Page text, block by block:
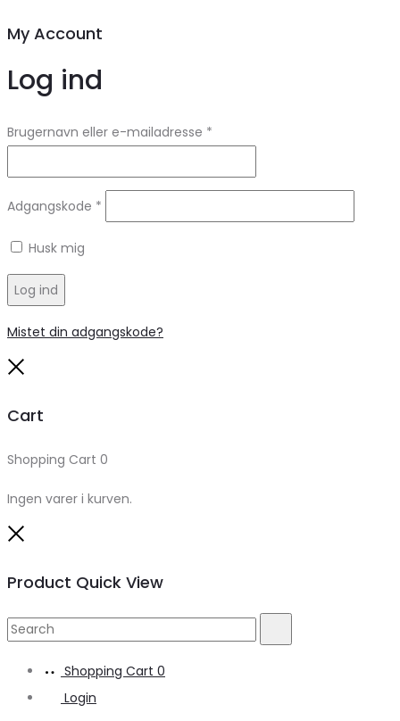
My Account
Log ind
Brugernavn eller e-mailadresse *
Adgangskode *
Husk mig
Log ind
Mistet din adgangskode?
Cart
Shopping Cart 0
Ingen varer i kurven.
Product Quick View
Search
Shopping Cart 0
Login